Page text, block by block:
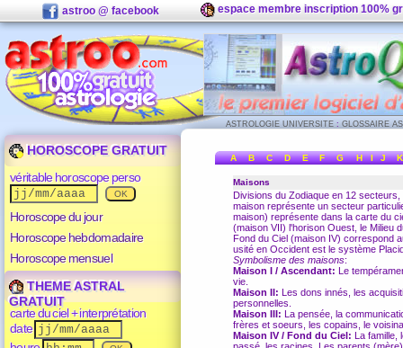
astroo @ facebook espace membre inscription 100%
ASTROLOGIE UNIVERSITE : GLOSSAIRE
HOROSCOPE GRATUIT
véritable horoscope perso
Horoscope du jour
Horoscope hebdomadaire
Horoscope mensuel
THEME ASTRAL
GRATUIT
carte du ciel + interprétation
date
A B C D E F G H I J K
Maisons
Divisions du Zodiaque en 12 secteurs,
maison représente un secteur
maison) représente dans la carte du
(maison VII) l'horison Ouest, le Milieu
Fond du Ciel (maison IV) correspond
usité en Occident est le système
Symbolisme des maisons:
Maison I / Ascendant: Le
vie.
Maison II: Les dons innés, les
personnelles.
Maison III: La pensée, la
frères et soeurs, les copains, le
Maison IV / Fond du Ciel: La famille,